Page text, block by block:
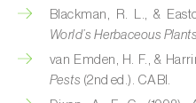
Cochinilla de San
Diaspidiotus)
Cochinilla obscura (
Blackman, R. L., &
World’s Herbaceous
van Emden, H. F., &
Pests (2nd ed.). CABI.